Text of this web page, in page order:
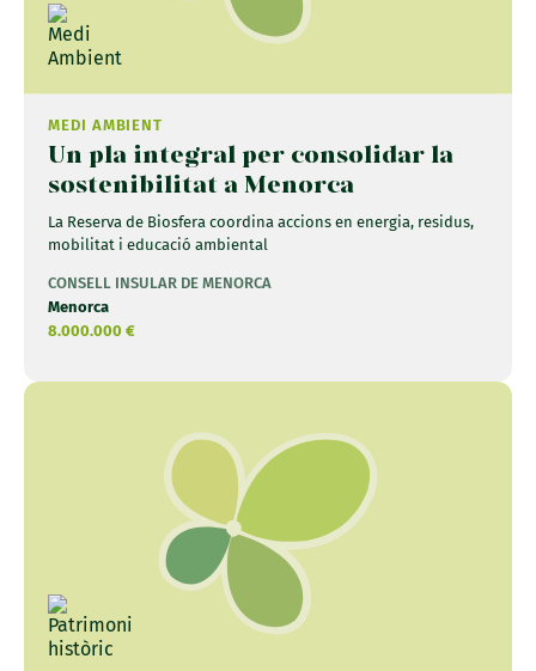
MEDI AMBIENT
Un pla integral per consolidar la
sostenibilitat a Menorca
La Reserva de Biosfera coordina accions en energia, residus,
mobilitat i educació ambiental
CONSELL INSULAR DE MENORCA
Menorca
8.000.000 €